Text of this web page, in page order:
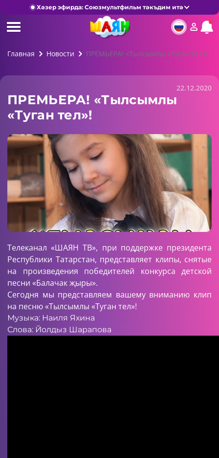
Хәзер эфирда: Союзмультфильм тәкъдим итә
Главная Новости ПРЕМЬЕРА! «Тылсымлы «Туган тел»!
22.12.2020
ПРЕМЬЕРА! «Тылсымлы
«Туган тел»!
Телеканал «ШАЯН ТВ», при поддержке президента
Республики Татарстан, представляет клипы, снятые
на произведения победителей конкурса детской
песни «Балачак җыры».
Сегодня мы представляем вашему вниманию клип
на песню «Тылсымлы «Туган тел»!
Музыка: Наиля Яхина
Слова: Йолдыз Шарапова